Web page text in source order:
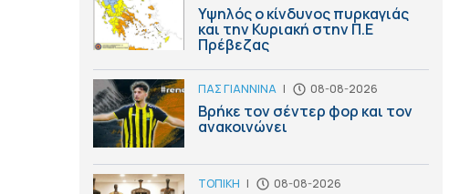
Υψηλός ο κίνδυνος πυρκαγιάς
και την Κυριακή στην Π.Ε
Πρέβεζας
ΠΑΣ ΓΙΑΝΝΙΝΑ | 08-08-2026
Βρήκε τον σέντερ φορ και τον
ανακοινώνει
ΤΟΠΙΚΗ | 08-08-2026